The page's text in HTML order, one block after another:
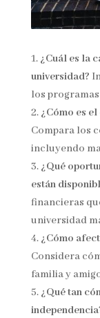
¿Cuál es la
universidad?
los
¿Cómo es
Compara los
incluyendo
¿Qué
están
financieras
universidad
¿Cómo
Considera
familia y
¿Qué tan